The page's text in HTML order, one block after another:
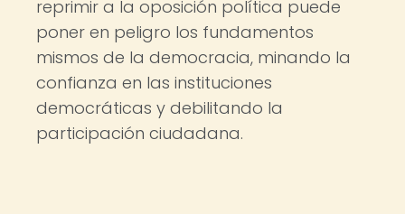
reprimir a la oposición política puede
poner en peligro los fundamentos
mismos de la democracia, minando la
confianza en las instituciones
democráticas y debilitando la
participación ciudadana.